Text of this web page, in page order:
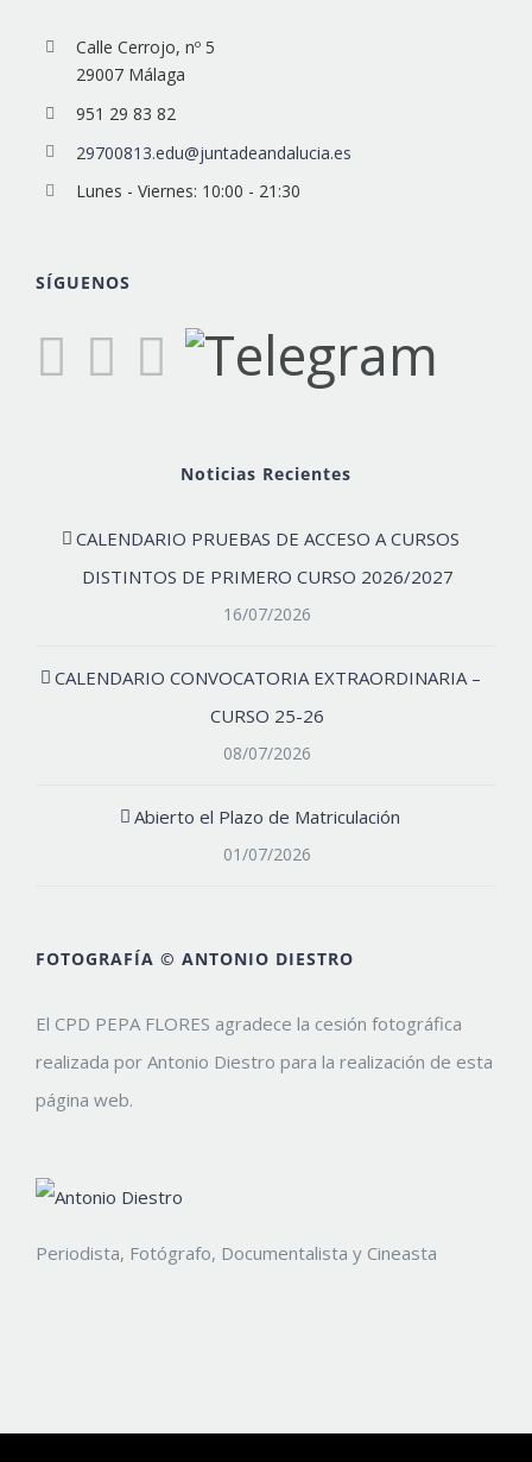
Calle Cerrojo, nº 5
29007 Málaga
951 29 83 82
29700813.edu@juntadeandalucia.es
Lunes - Viernes: 10:00 - 21:30
SÍGUENOS
Noticias Recientes
CALENDARIO PRUEBAS DE ACCESO A CURSOS
DISTINTOS DE PRIMERO CURSO 2026/2027
16/07/2026
CALENDARIO CONVOCATORIA EXTRAORDINARIA –
CURSO 25-26
08/07/2026
Abierto el Plazo de Matriculación
01/07/2026
FOTOGRAFÍA © ANTONIO DIESTRO
El CPD PEPA FLORES agradece la cesión fotográfica
realizada por Antonio Diestro para la realización de esta
página web.
Periodista, Fotógrafo, Documentalista y Cineasta